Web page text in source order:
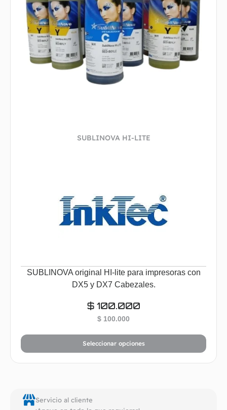
SUBLINOVA HI-LITE
SUBLINOVA original HI-lite para impresoras con
DX5 y DX7 Cabezales.
$100.000
$ 100.000
Seleccionar opciones
Servicio al cliente